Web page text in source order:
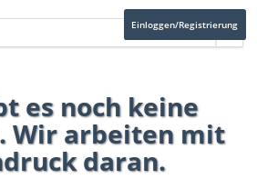
Einloggen/Registrierung
es noch keine
Wir arbeiten mit
daran.